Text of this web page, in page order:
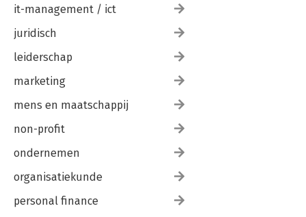
it-management / ict
juridisch
leiderschap
marketing
mens en maatschappij
non-profit
ondernemen
organisatiekunde
personal finance